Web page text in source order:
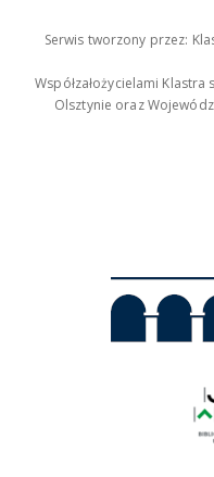
Serwis tworzony przez:
Współzałożycielami
Olsztynie oraz